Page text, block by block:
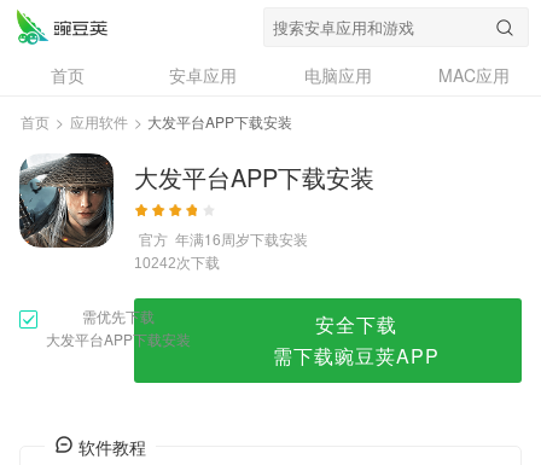
大发平台APP下载安装
首页 安卓应用 电脑应用
MAC应用
资讯
专题
问答
首页 > 应用软件 > 大发平台APP下载安装
大发平台APP下载安装
官方 年满16周岁下载安装
10242次下载
需优先下载
大发平台APP下载安装
安全下载
需下载豌豆荚APP
软件教程